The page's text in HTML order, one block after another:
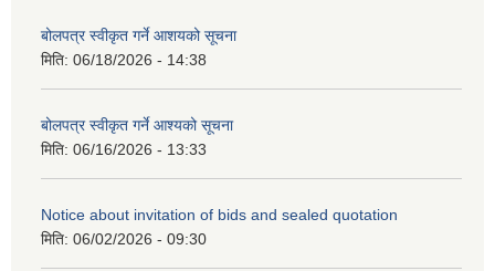
बोलपत्र स्वीकृत गर्ने आशयको सूचना
मिति: 06/18/2026 - 14:38
बोलपत्र स्वीकृत गर्ने आश्यको सूचना
मिति: 06/16/2026 - 13:33
Notice about invitation of bids and sealed quotation
मिति: 06/02/2026 - 09:30